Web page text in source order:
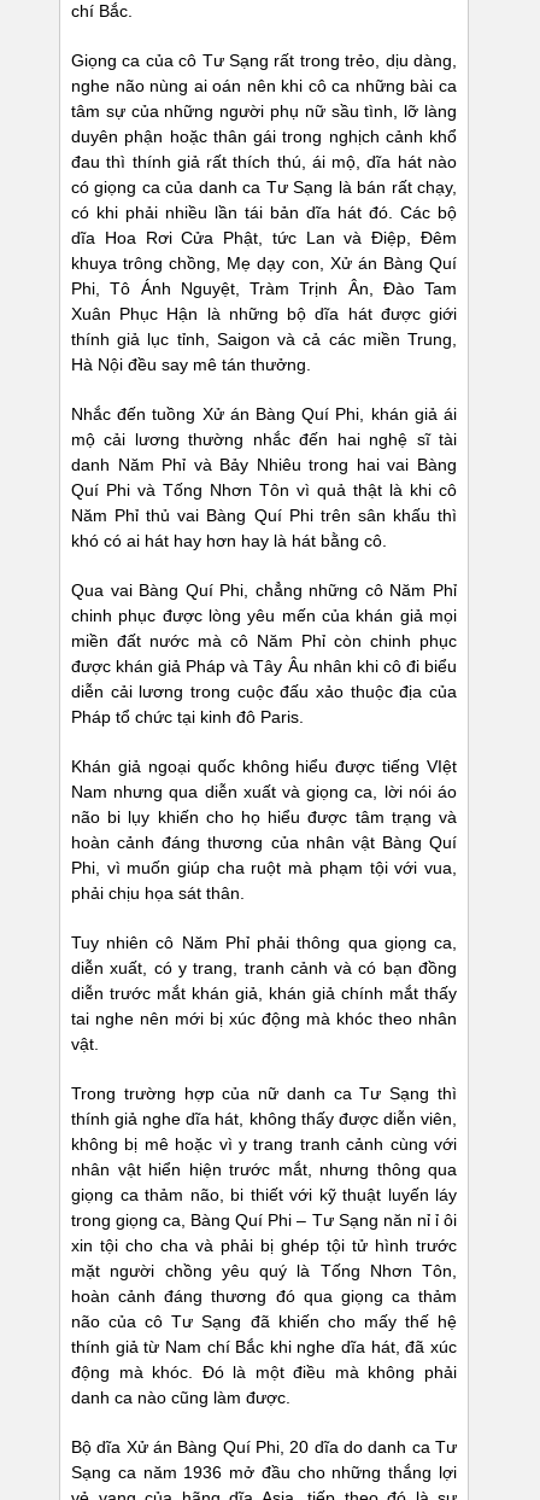
chí Bắc.
Giọng ca của cô Tư Sạng rất trong trẻo, dịu dàng,
nghe não nùng ai oán nên khi cô ca những bài ca
tâm sự của những người phụ nữ sầu tình, lỡ làng
duyên phận hoặc thân gái trong nghịch cảnh khổ
đau thì thính giả rất thích thú, ái mộ, dĩa hát nào
có giọng ca của danh ca Tư Sạng là bán rất chạy,
có khi phải nhiều lần tái bản dĩa hát đó. Các bộ
dĩa Hoa Rơi Cửa Phật, tức Lan và Điệp, Đêm
khuya trông chồng, Mẹ dạy con, Xử án Bàng Quí
Phi, Tô Ánh Nguyệt, Tràm Trịnh Ân, Đào Tam
Xuân Phục Hận là những bộ dĩa hát được giới
thính giả lục tỉnh, Saigon và cả các miền Trung,
Hà Nội đều say mê tán thưởng.
Nhắc đến tuồng Xử án Bàng Quí Phi, khán giả ái
mộ cải lương thường nhắc đến hai nghệ sĩ tài
danh Năm Phỉ và Bảy Nhiêu trong hai vai Bàng
Quí Phi và Tống Nhơn Tôn vì quả thật là khi cô
Năm Phỉ thủ vai Bàng Quí Phi trên sân khấu thì
khó có ai hát hay hơn hay là hát bằng cô.
Qua vai Bàng Quí Phi, chẳng những cô Năm Phỉ
chinh phục được lòng yêu mến của khán giả mọi
miền đất nước mà cô Năm Phỉ còn chinh phục
được khán giả Pháp và Tây Âu nhân khi cô đi biểu
diễn cải lương trong cuộc đấu xảo thuộc địa của
Pháp tổ chức tại kinh đô Paris.
Khán giả ngoại quốc không hiểu được tiếng VIệt
Nam nhưng qua diễn xuất và giọng ca, lời nói áo
não bi lụy khiến cho họ hiểu được tâm trạng và
hoàn cảnh đáng thương của nhân vật Bàng Quí
Phi, vì muốn giúp cha ruột mà phạm tội với vua,
phải chịu họa sát thân.
Tuy nhiên cô Năm Phỉ phải thông qua giọng ca,
diễn xuất, có y trang, tranh cảnh và có bạn đồng
diễn trước mắt khán giả, khán giả chính mắt thấy
tai nghe nên mới bị xúc động mà khóc theo nhân
vật.
Trong trường hợp của nữ danh ca Tư Sạng thì
thính giả nghe dĩa hát, không thấy được diễn viên,
không bị mê hoặc vì y trang tranh cảnh cùng với
nhân vật hiển hiện trước mắt, nhưng thông qua
giọng ca thảm não, bi thiết với kỹ thuật luyến láy
trong giọng ca, Bàng Quí Phi – Tư Sạng năn nỉ ỉ ôi
xin tội cho cha và phải bị ghép tội tử hình trước
mặt người chồng yêu quý là Tống Nhơn Tôn,
hoàn cảnh đáng thương đó qua giọng ca thảm
não của cô Tư Sạng đã khiến cho mấy thế hệ
thính giả từ Nam chí Bắc khi nghe dĩa hát, đã xúc
động mà khóc. Đó là một điều mà không phải
danh ca nào cũng làm được.
Bộ dĩa Xử án Bàng Quí Phi, 20 dĩa do danh ca Tư
Sạng ca năm 1936 mở đầu cho những thắng lợi